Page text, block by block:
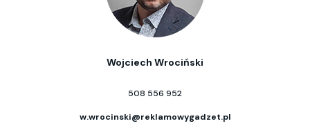
Wojciech Wrociński
508 556 952
w.wrocinski@reklamowygadzet.pl